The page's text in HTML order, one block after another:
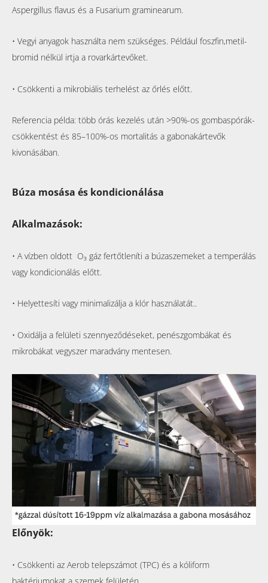
Aspergillus flavus és a Fusarium graminearum.
• Vegyi anyagok használta nem szükséges. Például foszfin,metil-
bromid nélkül irtja a rovarkártevőket.
• Csökkenti a mikrobiális terhelést az őrlés előtt.
Referencia példa: több órás kezelés után >90%-os gombaspórák-
csökkentést és 85–100%-os mortalitás a gabonakártevők
kivonásában.
Búza mosása és kondicionálása
Alkalmazások:
• A vízben oldott O₃ gáz fertőtleníti a búzaszemeket a temperálás
vagy kondicionálás előtt.
• Helyettesíti vagy minimalizálja a klór használatát..
• Oxidálja a felületi szennyeződéseket, penészgombákat és
mikrobákat vegyszer maradvány mentesen.
Előnyök:
• Csökkenti az Aerob telepszámot (TPC) és a kóliform